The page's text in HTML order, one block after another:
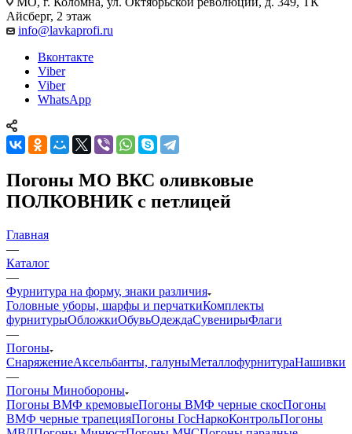
Айсберг, 2 этаж
info@lavkaprofi.ru
Вконтакте
Viber
Viber
WhatsApp
Погоны МО ВКС оливковые
ПОЛКОВНИК с петлицей
Главная
—
Каталог
—
Фурнитура на форму, знаки различия
Головные уборы, шарфы и перчаткиКомплекты
фурнитурыОбложкиОбувьОдеждаСувенирыФлаги
—
Погоны
СнаряжениеАксельбанты, галуныМеталлофурнитураНашивки
—
Погоны Минобороны
Погоны ВМФ кремовыеПогоны ВМФ черные скосПогоны
ВМФ черные трапецияПогоны ГосНаркоКонтрольПогоны